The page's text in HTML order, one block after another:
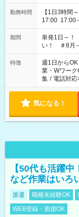
勤務時間
【1日3時間～も相談OK!】 ＜
17:00 17:00～22:00
お気軽にご
期間
単発1日～！
い！ ＃8月
特徴 週1日からOK
業・Wワーク
集 / 電話対応
気になる！
【50代も活躍
など作業はいろ
派遣 職種未経験OK
WEB登録・面接OK